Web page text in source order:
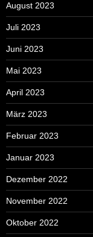
August 2023
Juli 2023
Juni 2023
Mai 2023
April 2023
März 2023
Februar 2023
Januar 2023
Dezember 2022
November 2022
Oktober 2022